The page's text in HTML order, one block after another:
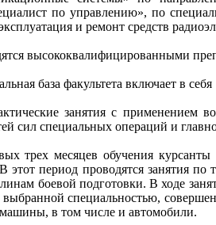
по управлению», по
и ремонт средств
высококвалифицированными
база факультета включает в
занятия с применением
сил специальных операций и
трех месяцев обучения
этот период проводятся занятия
боевой подготовки. В ходе
выбранной специальностью,
в том числе и автомобили.